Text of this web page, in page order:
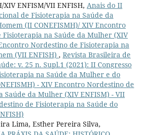
XIV ENFISM/VII ENFISH, Anais do II
de Fisioterapia na Saúde da
(II CONEFISMH)/ XIV Encontro
na Saúde da Mulher (XIV
Nordestino de Fisioterapia na
(VII ENFISH) , Revista Brasileira de
v. 25 n. Supl.1 (2021): II Congresso
na Saúde da Mulher e do
- XIV Encontro Nordestino de
Saúde da Mulher (XIV ENFISM) - VII
de Fisioterapia na Saúde do
Lima, Esther Pereira Silva,